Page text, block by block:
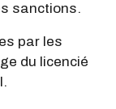
sanctions.
par les
du licencié